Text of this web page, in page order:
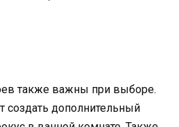
также важны при выборе.
создать дополнительный